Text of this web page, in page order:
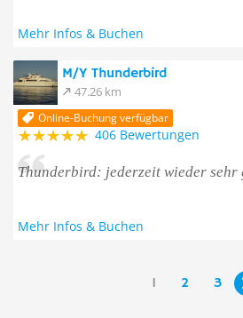
Mehr Infos & Buchen
M/Y Thunderbird
47.26 km
Online-Buchung verfügbar
406 Bewertungen
Thunderbird: jederzeit wieder sehr
Mehr Infos & Buchen
1 2 3